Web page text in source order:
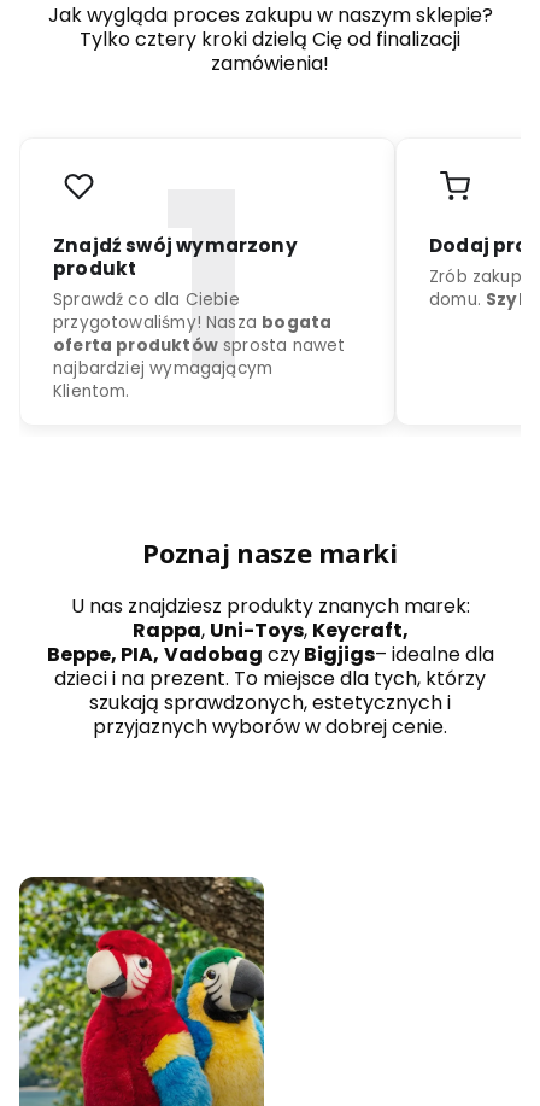
Jak wygląda proces zakupu w naszym sklepie?
Tylko cztery kroki dzielą Cię od finalizacji
zamówienia!
Znajdź swój wymarzony
produkt
Sprawdź co dla Ciebie
przygotowaliśmy! Naszabogata
oferta produktówsprosta nawet
Zrób
domu.
Poznaj nasze marki
U nas znajdziesz produkty znanych marek:
Rappa, Uni-Toys, Keycraft,
Beppe, PIA, Vadobag czyBigjigs– idealne dla
dzieci i na prezent. To miejsce dla tych, którzy
szukają sprawdzonych, estetycznych i
przyjaznych wyborów w dobrej cenie.